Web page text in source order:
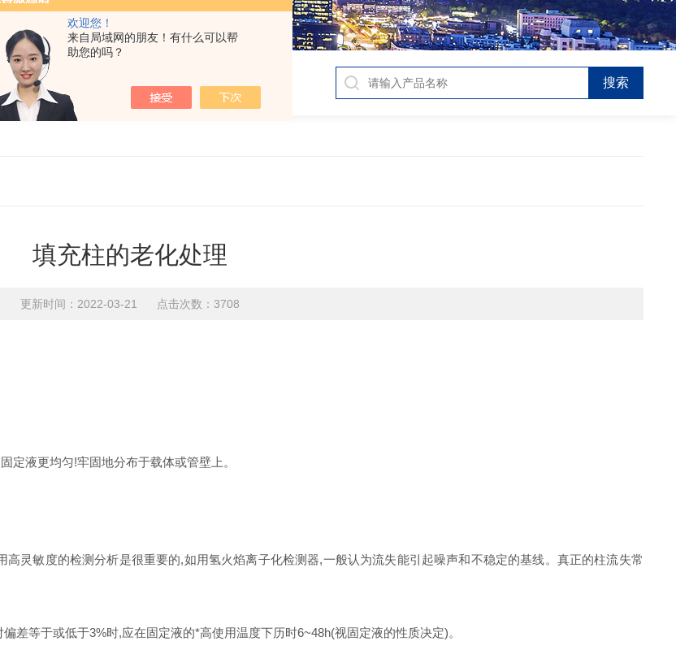
欢迎您！
来自局域网的朋友！有什么可以帮
助您的吗？
填充柱的老化处理
更新时间：2022-03-21 点击次数：3708
液更均匀!牢固地分布于载体或管壁上。
敏度的检测分析是很重要的,如用氢火焰离子化检测器,一般认为流失能引起噪声和不稳定的基线。真正的柱流失常
等于或低于3%时,应在固定液的*高使用温度下历时6~48h(视固定液的性质决定)。